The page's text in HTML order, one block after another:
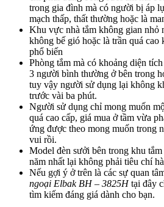
trong gia đình mà có người bị áp
mạch thấp, thất thường hoặc là
Khu vực nhà tắm không gian nhỏ
không bế gió hoặc là trần quá cao
phổ biến
Phòng tắm mà có khoảng diện
3 người bình thường ở bên trong
tuy vậy người sử dụng lại không
trước vài ba phút.
Người sử dụng chỉ mong muốn
quá cao cấp, giá mua ở tầm vừa
ứng được theo mong muốn trong
vui rồi.
Model đèn sưởi bên trong khu
năm nhất lại không phải tiêu chí
Nếu gợi ý ở trên là các sự quan
ngoại Elbak BH – 3825Htại đây
tìm kiếm đáng giá dành cho bạn.